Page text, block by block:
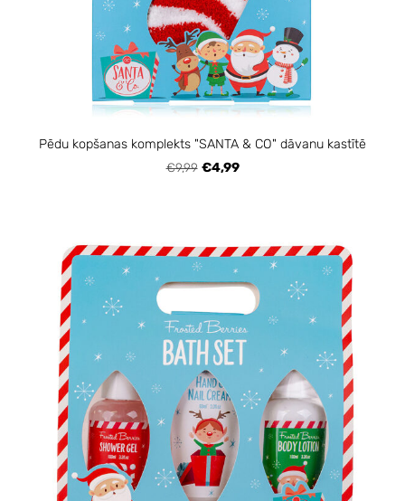
Pēdu kopšanas komplekts "SANTA & CO" dāvanu kastītē
€9,99 €4,99